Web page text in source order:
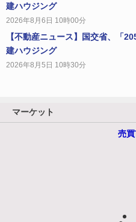
建ハウジング
2026年8月6日 10時00分
【不動産ニュース】国交省、「
建ハウジング
2026年8月5日 10時30分
マーケット
売